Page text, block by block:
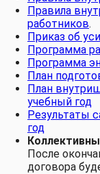
Правила
работников.
Приказ об
Программа
Программа
План
План
учебный год
Результаты
год
После
договора